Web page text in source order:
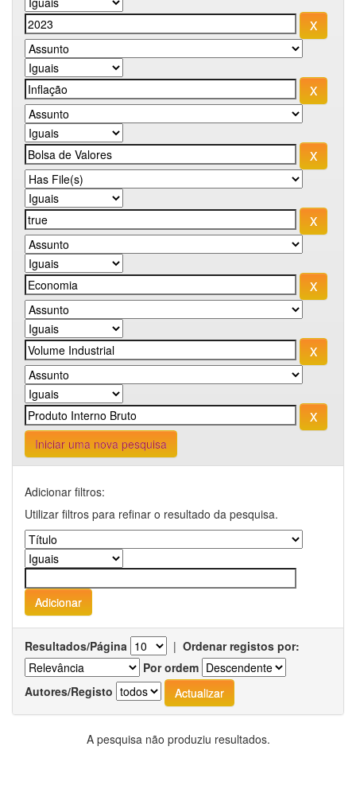
Iniciar uma nova pesquisa
Adicionar filtros:
Utilizar filtros para refinar o resultado da pesquisa.
Resultados/Página | Ordenar registos por:
Por ordem
Autores/Registo
A pesquisa não produziu resultados.